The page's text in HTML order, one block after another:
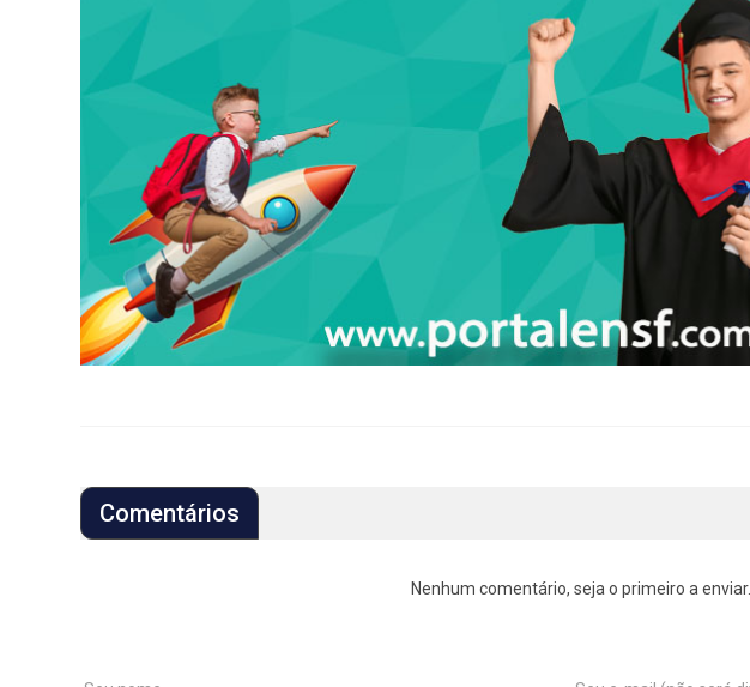
Comentários
Nenhum comentário, seja o primeiro a enviar.